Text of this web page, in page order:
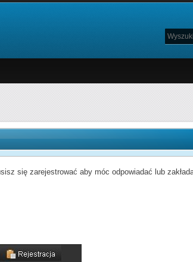
się zarejestrować aby móc odpowiadać lub